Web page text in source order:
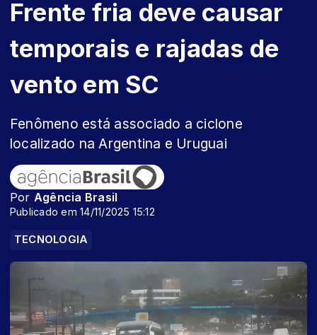
Frente fria deve causar
temporais e rajadas de
vento em SC
Fenômeno está associado a ciclone
localizado na Argentina e Uruguai
Por Agência Brasil
Publicado em 14/11/2025 15:12
TECNOLOGIA